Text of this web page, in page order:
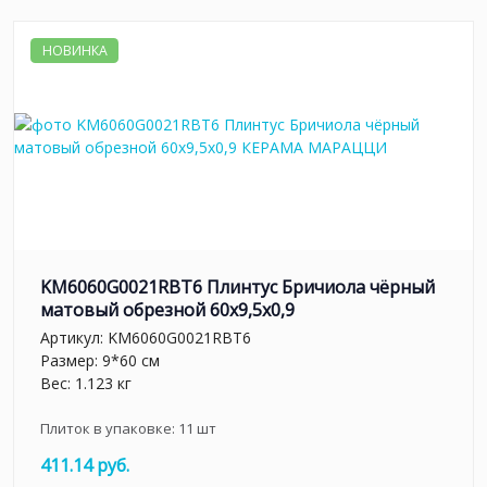
НОВИНКА
KM6060G0021RBT6 Плинтус Бричиола чёрный
матовый обрезной 60x9,5x0,9
Артикул: KM6060G0021RBT6
Размер: 9*60 см
Вес: 1.123 кг
Плиток в упаковке: 11 шт
411.14 руб.